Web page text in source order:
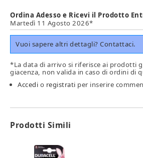
Ordina Adesso e Ricevi il Prodotto
Martedì 11 Agosto 2026*
Vuoi sapere altri dettagli? Contattaci.
*La data di arrivo si riferisce ai prodotti
giacenza, non valida in caso di ordini di
Accedi o registrati per inserire
Prodotti Simili